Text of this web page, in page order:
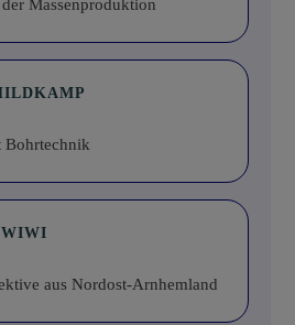
Massenproduktion
Bohrtechnik
aus Nordost-Arnhemland